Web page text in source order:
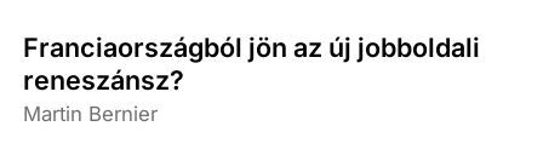
Franciaországból jön az új jobboldali
reneszánsz?
Martin Bernier